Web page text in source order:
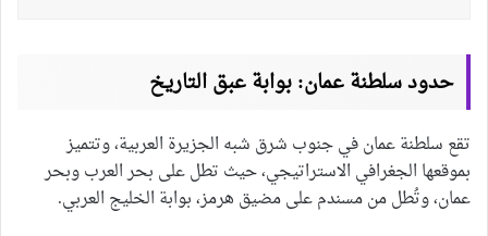
حدود سلطنة عمان: بوابة عبق التاريخ
تقع سلطنة عمان في جنوب شرق شبه الجزيرة العربية، وتتميز
بموقعها الجغرافي الاستراتيجي، حيث تطل على بحر العرب وبحر
عمان، وتُطل من مسندم على مضيق هرمز، بوابة الخليج العربي.